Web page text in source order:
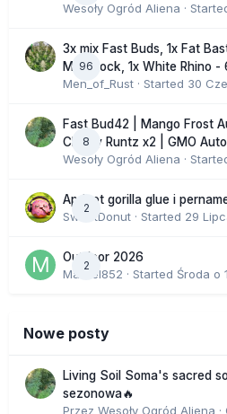
Wesoły Ogród Aliena ·
96
3x mix Fast Buds, 1x Fat
Moonrock, 1x White Rhino -
Men_of_Rust · Started 30
8
Fast Bud42 | Mango Frost
Cherry Runtz x2 | GMO Auto
Wesoły Ogród Aliena ·
2
Apricot gorilla glue i
SweetDonut · Started 29
2
Outdoor 2026
Marcel852 · Started Środa o
Nowe posty
Living Soil Soma's sacred
sezonowa🔥
Przez Wesoły Ogród Aliena ·